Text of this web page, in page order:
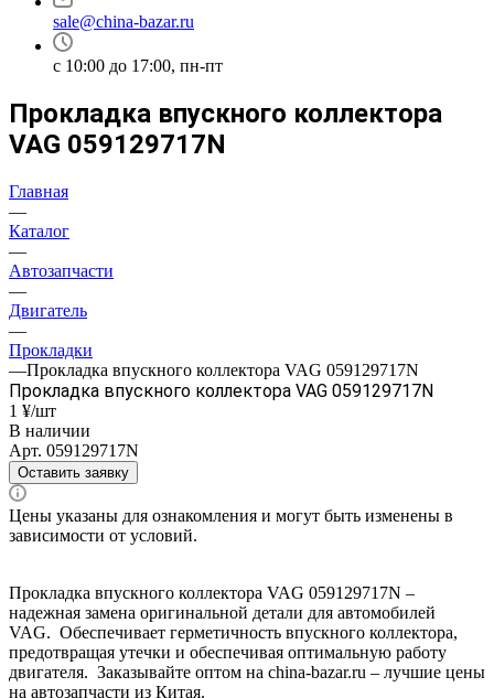
sale@china-bazar.ru
c 10:00 до 17:00, пн-пт
Прокладка впускного коллектора
VAG 059129717N
Главная
—
Каталог
—
Автозапчасти
—
Двигатель
—
Прокладки
—Прокладка впускного коллектора VAG 059129717N
Прокладка впускного коллектора VAG 059129717N
1 ¥/шт
В наличии
Арт. 059129717N
Оставить заявку
Цены указаны для ознакомления и могут быть изменены в
зависимости от условий.
Прокладка впускного коллектора VAG 059129717N –
надежная замена оригинальной детали для автомобилей
VAG. Обеспечивает герметичность впускного коллектора,
предотвращая утечки и обеспечивая оптимальную работу
двигателя. Заказывайте оптом на china-bazar.ru – лучшие цены
на автозапчасти из Китая.